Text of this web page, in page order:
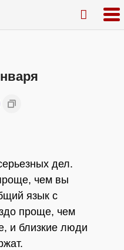
дел.
чем вы
язык с
проще, чем
и близкие люди